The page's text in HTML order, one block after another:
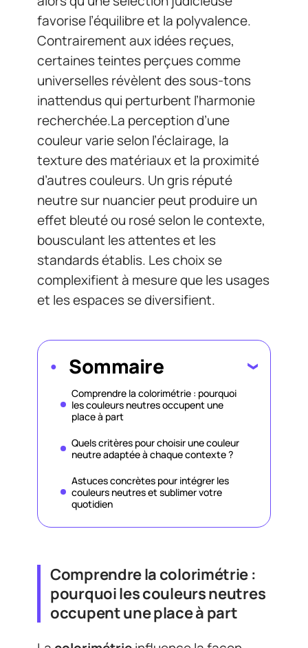
favorise l’équilibre et la polyvalence.
Contrairement aux idées reçues,
certaines teintes perçues comme
universelles révèlent des sous-tons
inattendus qui perturbent l’harmonie
recherchée.La perception d’une
couleur varie selon l’éclairage, la
texture des matériaux et la proximité
d’autres couleurs. Un gris réputé
neutre sur nuancier peut produire un
effet bleuté ou rosé selon le contexte,
bousculant les attentes et les
standards établis. Les choix se
complexifient à mesure que les usages
et les espaces se diversifient.
Sommaire
Comprendre la colorimétrie : pourquoi
les couleurs neutres occupent une
place à part
Quels critères pour choisir une couleur
neutre adaptée à chaque contexte ?
Astuces concrètes pour intégrer les
couleurs neutres et sublimer votre
quotidien
Comprendre la colorimétrie :
pourquoi les couleurs neutres
occupent une place à part